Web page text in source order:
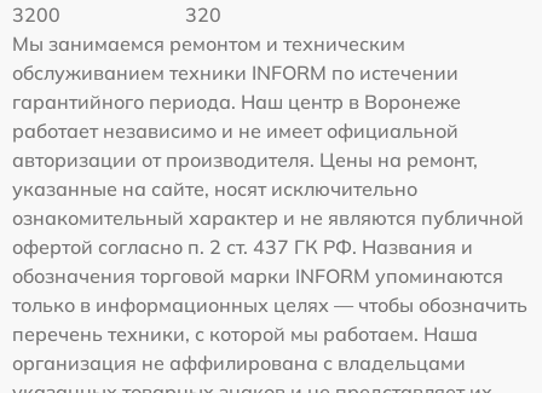
3200
320
Мы занимаемся ремонтом и техническим
обслуживанием техники INFORM по истечении
гарантийного периода. Наш центр в Воронеже
работает независимо и не имеет официальной
авторизации от производителя. Цены на ремонт,
указанные на сайте, носят исключительно
ознакомительный характер и не являются публичной
офертой согласно п. 2 ст. 437 ГК РФ. Названия и
обозначения торговой марки INFORM упоминаются
только в информационных целях — чтобы обозначить
перечень техники, с которой мы работаем. Наша
организация не аффилирована с владельцами